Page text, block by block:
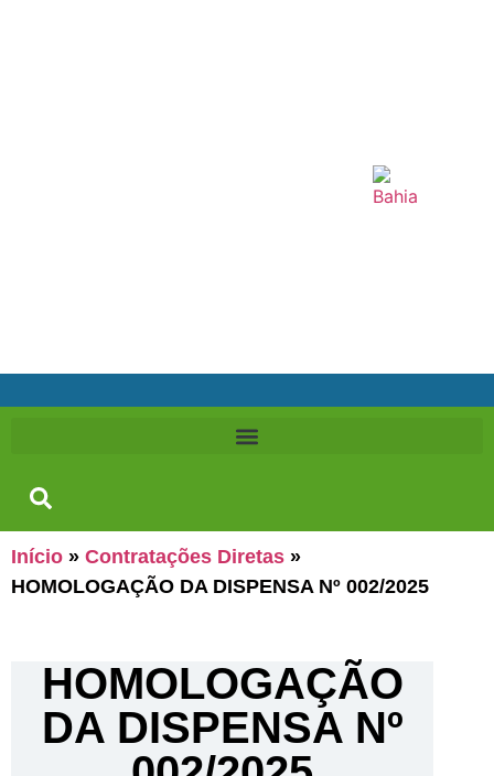
Início » Contratações Diretas »
HOMOLOGAÇÃO DA DISPENSA Nº 002/2025
HOMOLOGAÇÃO
DA DISPENSA Nº